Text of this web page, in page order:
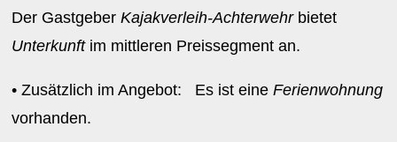
Der GastgeberKajakverleih-Achterwehrbietet
Unterkunftim mittleren Preissegment an.
• Zusätzlich im Angebot: Es ist eineFerienwohnung
vorhanden.